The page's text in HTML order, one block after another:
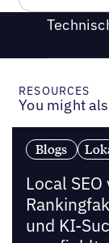
RESOURCES
You might
Blogs
Local SEO
und KI-